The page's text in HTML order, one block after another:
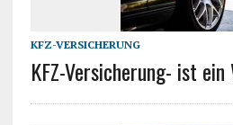
KFZ-VERSICHERUNG
KFZ-Versicherung- ist